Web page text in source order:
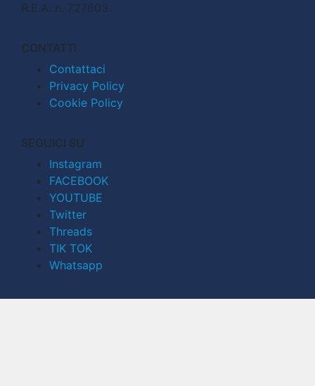
R.E.A. n. 727803
CONTATTI
Contattaci
Privacy Policy
Cookie Policy
SEGUICI SU
Instagram
FACEBOOK
YOUTUBE
Twitter
Threads
TIK TOK
Whatsapp